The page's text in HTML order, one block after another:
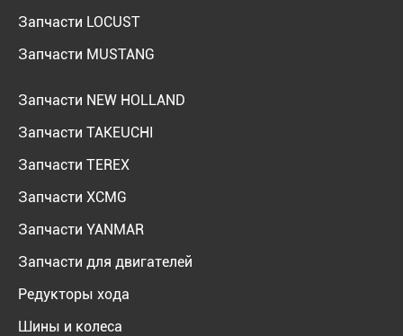
Запчасти LOCUST
Запчасти MUSTANG
Запчасти NEW HOLLAND
Запчасти TAKEUCHI
Запчасти TEREX
Запчасти XCMG
Запчасти YANMAR
Запчасти для двигателей
Редукторы хода
Шины и колеса